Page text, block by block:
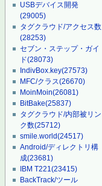
USBデバイス開発
(29005)
タグクラウド/アクセス数
(28253)
セブン・ステップ・ガイ
ド(28073)
IndivBox.key(27573)
MFC/クラス(26670)
MoinMoin(26081)
BitBake(25837)
タグクラウド/内部被リン
ク数(25712)
smile.world(24517)
Android/ディレクトリ構
成(23681)
IBM T221(23415)
BackTrack/ツール